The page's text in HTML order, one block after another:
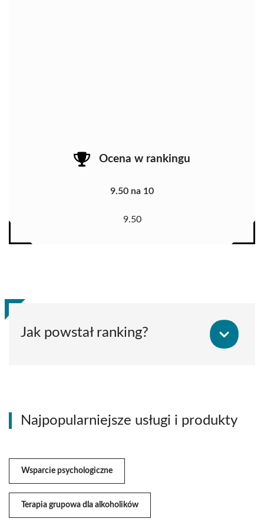
Ocena w rankingu
9.50 na 10
9.50
Jak powstał ranking?
Najpopularniejsze usługi i produkty
Wsparcie psychologiczne
Terapia grupowa dla alkoholików